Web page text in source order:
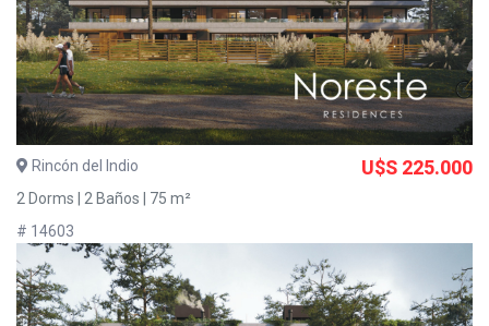
Rincón del Indio U$S 225.000
2 Dorms | 2 Baños | 75 m²
# 14603